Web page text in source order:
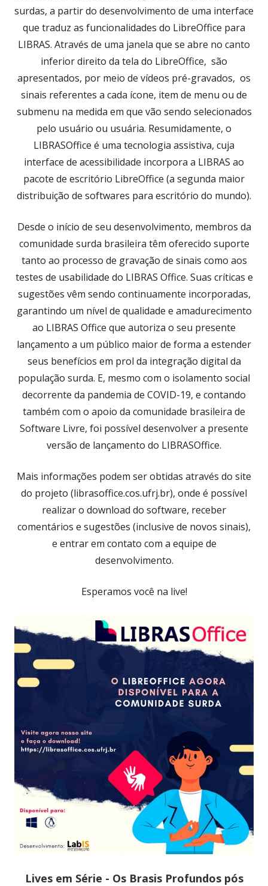
surdas, a partir do desenvolvimento de uma interface
que traduz as funcionalidades do LibreOffice para
LIBRAS. Através de uma janela que se abre no canto
inferior direito da tela do LibreOffice, são
apresentados, por meio de vídeos pré-gravados, os
sinais referentes a cada ícone, item de menu ou de
submenu na medida em que vão sendo selecionados
pelo usuário ou usuária. Resumidamente, o
LIBRASOffice é uma tecnologia assistiva, cuja
interface de acessibilidade incorpora a LIBRAS ao
pacote de escritório LibreOffice (a segunda maior
distribuição de softwares para escritório do mundo).
Desde o início de seu desenvolvimento, membros da
comunidade surda brasileira têm oferecido suporte
tanto ao processo de gravação de sinais como aos
testes de usabilidade do LIBRAS Office. Suas críticas e
sugestões vêm sendo continuamente incorporadas,
garantindo um nível de qualidade e amadurecimento
ao LIBRAS Office que autoriza o seu presente
lançamento a um público maior de forma a estender
seus benefícios em prol da integração digital da
população surda. E, mesmo com o isolamento social
decorrente da pandemia de COVID-19, e contando
também com o apoio da comunidade brasileira de
Software Livre, foi possível desenvolver a presente
versão de lançamento do LIBRASOffice.
Mais informações podem ser obtidas através do site
do projeto (librasoffice.cos.ufrj.br), onde é possível
realizar o download do software, receber
comentários e sugestões (inclusive de novos sinais),
e entrar em contato com a equipe de
desenvolvimento.
Esperamos você na live!
Lives em Série - Os Brasis Profundos pós